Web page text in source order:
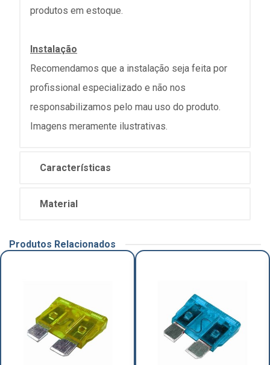
produtos em estoque.
Instalação
Recomendamos que a instalação seja feita por
profissional especializado e não nos
responsabilizamos pelo mau uso do produto.
Imagens meramente ilustrativas.
Características
Material
Produtos Relacionados